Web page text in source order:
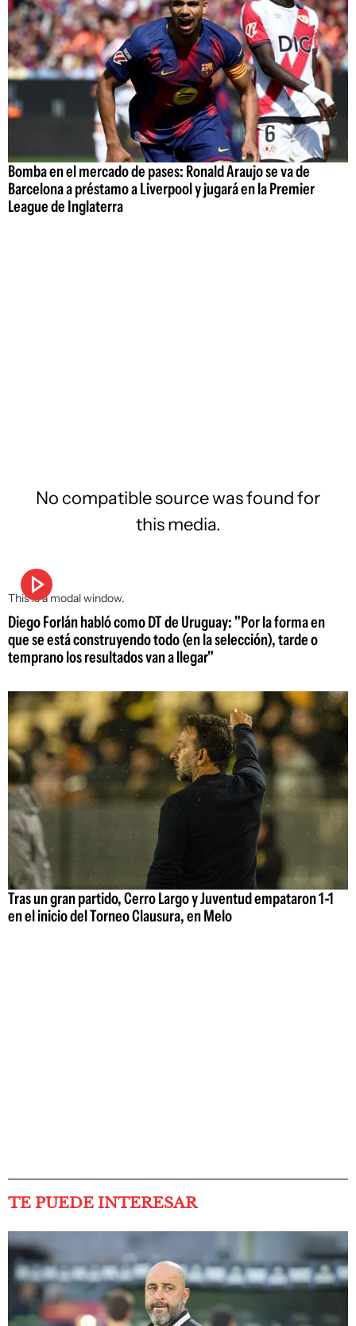
Bomba en el mercado de pases: Ronald Araujo se va de
Barcelona a préstamo a Liverpool y jugará en la Premier
League de Inglaterra
This is a modal window.
No compatible source was found for
this media.
Diego Forlán habló como DT de Uruguay: "Por la forma en
que se está construyendo todo (en la selección), tarde o
temprano los resultados van a llegar"
Tras un gran partido, Cerro Largo y Juventud empataron 1-1
en el inicio del Torneo Clausura, en Melo
TE PUEDE INTERESAR